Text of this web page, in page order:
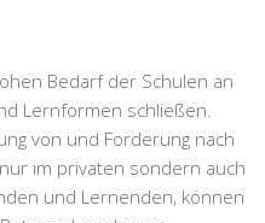
Bedarf der Schulen an
Lernformen schließen.
von und Forderung nach
im privaten sondern auch
und Lernenden, können